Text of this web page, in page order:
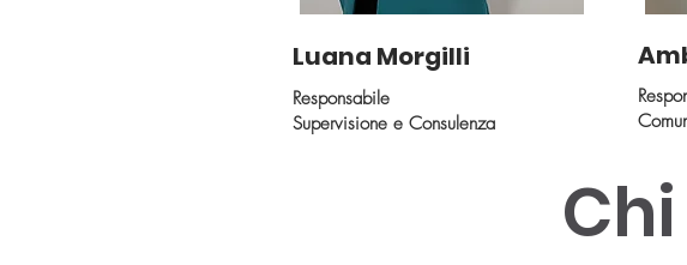
Luana Morgilli
Responsabile
Supervisione e Consulenza